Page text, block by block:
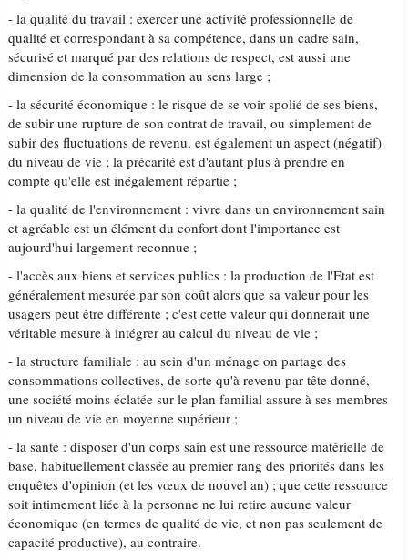
- la qualité du travail : exercer une activité professionnelle de
qualité et correspondant à sa compétence, dans un cadre sain,
sécurisé et marqué par des relations de respect, est aussi une
dimension de la consommation au sens large ;
- la sécurité économique : le risque de se voir spolié de ses biens,
de subir une rupture de son contrat de travail, ou simplement de
subir des fluctuations de revenu, est également un aspect (négatif)
du niveau de vie ; la précarité est d'autant plus à prendre en
compte qu'elle est inégalement répartie ;
- la qualité de l'environnement : vivre dans un environnement sain
et agréable est un élément du confort dont l'importance est
aujourd'hui largement reconnue ;
- l'accès aux biens et services publics : la production de l'Etat est
généralement mesurée par son coût alors que sa valeur pour les
usagers peut être différente ; c'est cette valeur qui donnerait une
véritable mesure à intégrer au calcul du niveau de vie ;
- la structure familiale : au sein d'un ménage on partage des
consommations collectives, de sorte qu'à revenu par tête donné,
une société moins éclatée sur le plan familial assure à ses membres
un niveau de vie en moyenne supérieur ;
- la santé : disposer d'un corps sain est une ressource matérielle de
base, habituellement classée au premier rang des priorités dans les
enquêtes d'opinion (et les vœux de nouvel an) ; que cette ressource
soit intimement liée à la personne ne lui retire aucune valeur
économique (en termes de qualité de vie, et non pas seulement de
capacité productive), au contraire.